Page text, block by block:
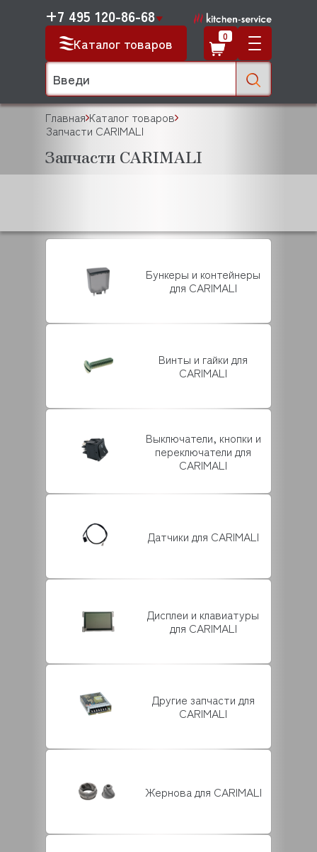
Каталог товаров
+7 495 120-86-68
0
Главная Каталог товаров
Запчасти CARIMALI
Запчасти CARIMALI
Бункеры и контейнеры
для CARIMALI
Винты и гайки для
CARIMALI
Выключатели, кнопки и
переключатели для
CARIMALI
Датчики для CARIMALI
Дисплеи и клавиатуры
для CARIMALI
Другие запчасти для
CARIMALI
Жернова для CARIMALI